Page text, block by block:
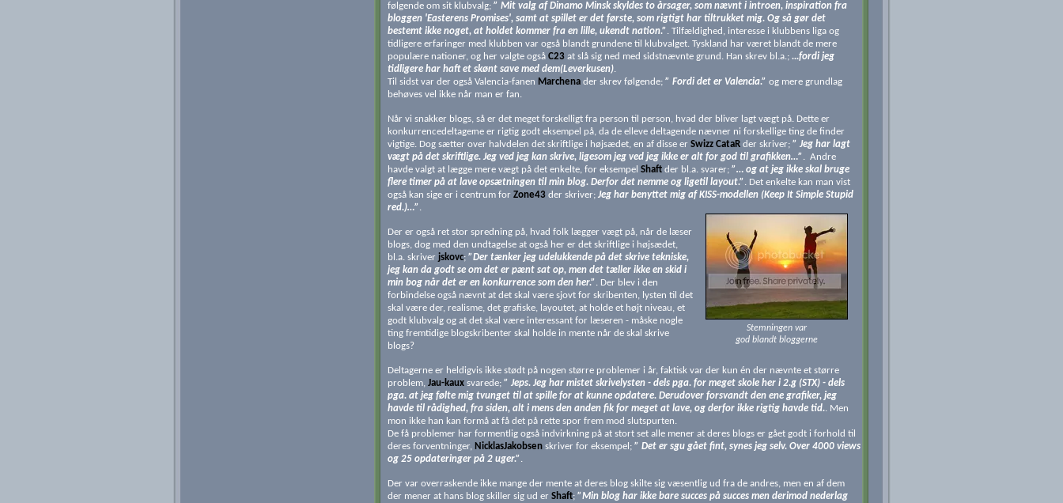
følgende om sit klubvalg; ” Mit valg af Dinamo Minsk skyldes to årsager, som nævnt i introen, inspiration fra
bloggen 'Easterens Promises', samt at spillet er det første, som rigtigt har tiltrukket mig. Og så gør det
bestemt ikke noget, at holdet kommer fra en lille, ukendt nation.” . Tilfældighed, interesse i klubbens liga og
tidligere erfaringer med klubben var også blandt grundene til klubvalget. Tyskland har været blandt de mere
populære nationer, og her valgte også C23at slå sig ned med sidstnævnte grund. Han skrev bl.a.; ...fordi jeg
tidligere har haft et skønt save med dem(Leverkusen).
Til sidst var der også Valencia-fanen Marchenader skrev følgende; ” Fordi det er Valencia.” og mere grundlag
behøves vel ikke når man er fan.
Når vi snakker blogs, så er det meget forskelligt fra person til person, hvad der bliver lagt vægt på. Dette er
konkurrencedeltagerne er rigtig godt eksempel på, da de elleve deltagende nævner ni forskellige ting de finder
vigtige. Dog sætter over halvdelen det skriftlige i højsædet, en af disse er Swizz CataRder skriver; ” Jeg har lagt
vægt på det skriftlige. Jeg ved jeg kan skrive, ligesom jeg ved jeg ikke er alt for god til grafikken…” . Andre
havde valgt at lægge mere vægt på det enkelte, for eksempel Shaftder bl.a. svarer; ”… og at jeg ikke skal bruge
flere timer på at lave opsætningen til min blog. Derfor det nemme og ligetil layout.” . Det enkelte kan man vist
også kan sige er i centrum for Zone43der skriver; Jeg har benyttet mig af KISS-modellen (Keep It Simple Stupid
red.)…” .
Stemningen var
god blandt bloggerne
Der er også ret stor spredning på, hvad folk lægger vægt på, når de læser
blogs, dog med den undtagelse at også her er det skriftlige i højsædet,
bl.a. skriver jskovc; ”Der tænker jeg udelukkende på det skrive tekniske,
jeg kan da godt se om det er pænt sat op, men det tæller ikke en skid i
min bog når det er en konkurrence som den her.” . Der blev i den
forbindelse også nævnt at det skal være sjovt for skribenten, lysten til det
skal være der, realisme, det grafiske, layoutet, at holde et højt niveau, et
godt klubvalg og at det skal være interessant for læseren - måske nogle
ting fremtidige blogskribenter skal holde in mente når de skal skrive
blogs?
Deltagerne er heldigvis ikke stødt på nogen større problemer i år, faktisk var der kun én der nævnte et større
problem, Jau-kauxsvarede;” Jeps. Jeg har mistet skrivelysten - dels pga. for meget skole her i 2.g (STX) - dels
pga. at jeg følte mig tvunget til at spille for at kunne opdatere. Derudover forsvandt den ene grafiker, jeg
havde til rådighed, fra siden, alt i mens den anden fik for meget at lave, og derfor ikke rigtig havde tid.. Men
mon ikke han kan formå at få det på rette spor frem mod slutspurten.
De få problemer har formentlig også indvirkning på at stort set alle mener at deres blogs er gået godt i forhold til
deres forventninger, NicklasJakobsenskriver for eksempel; ” Det er sgu gået fint, synes jeg selv. Over 4000 views
og 25 opdateringer på 2 uger.” .
Der var overraskende ikke mange der mente at deres blog skilte sig væsentlig ud fra de andres, men en af dem
der mener at hans blog skiller sig ud er Shaft; ”Min blog har ikke bare succes på succes men derimod nederlag